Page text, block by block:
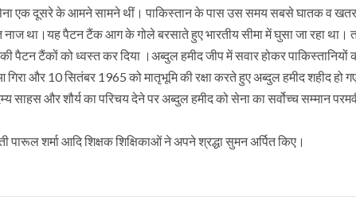
एक दूसरे के आमने सामने थीं। पाकिस्तान के पास उस समय सबसे घातक व
था।यह पैटन टैंक आग के गोले बरसाते हुए भारतीय सीमा में घुसा जा रहा था।
टैंकों को ध्वस्त कर दिया ।अब्दुल हमीद जीप में सवार होकर पाकिस्तानियों
और 10 सितंबर 1965 को मातृभूमि की रक्षा करते हुए अब्दुल हमीद शहीद हो
साहस और शौर्य का परिचय देने पर अब्दुल हमीद को सेना का सर्वोच्च सम्मान
शर्मा आदि शिक्षक शिक्षिकाओं ने अपने श्रद्धा सुमन अर्पित किए।